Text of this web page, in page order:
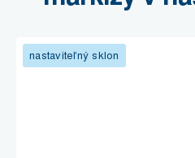
nastaviteľný sklon